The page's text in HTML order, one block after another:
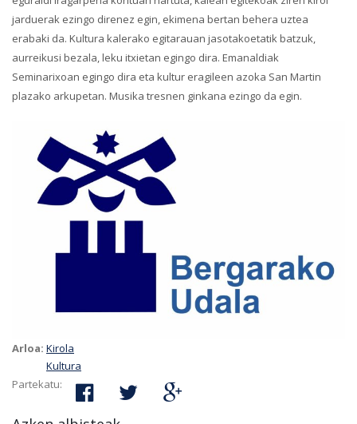
jarduerak ezingo direnez egin, ekimena bertan behera uztea
erabaki da. Kultura kalerako egitarauan jasotakoetatik batzuk,
aurreikusi bezala, leku itxietan egingo dira. Emanaldiak
Seminarixoan egingo dira eta kultur eragileen azoka San Martin
plazako arkupetan. Musika tresnen ginkana ezingo da egin.
Arloa: Kirola
Kultura
Partekatu: